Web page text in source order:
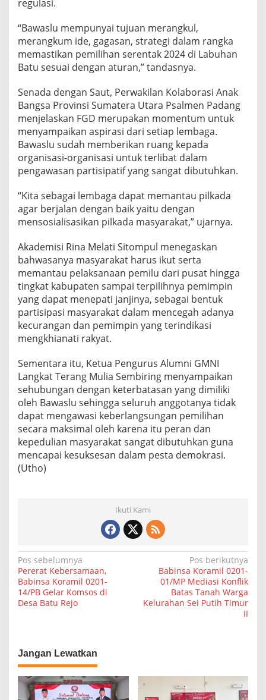
regulasi.
“Bawaslu mempunyai tujuan merangkul,
merangkum ide, gagasan, strategi dalam rangka
memastikan pemilihan serentak 2024 di Labuhan
Batu sesuai dengan aturan,” tandasnya.
Senada dengan Saut, Perwakilan Kolaborasi Anak
Bangsa Provinsi Sumatera Utara Psalmen Padang
menjelaskan FGD merupakan momentum untuk
menyampaikan aspirasi dari setiap lembaga.
Bawaslu sudah memberikan ruang kepada
organisasi-organisasi untuk terlibat dalam
pengawasan partisipatif yang sangat dibutuhkan.
“Kita sebagai lembaga dapat memantau pilkada
agar berjalan dengan baik yaitu dengan
mensosialisasikan pilkada masyarakat,” ujarnya.
Akademisi Rina Melati Sitompul menegaskan
bahwasanya masyarakat harus ikut serta
memantau pelaksanaan pemilu dari pusat hingga
tingkat kabupaten sampai terpilihnya pemimpin
yang dapat menepati janjinya, sebagai bentuk
partisipasi masyarakat dalam mencegah adanya
kecurangan dan pemimpin yang terindikasi
mengkhianati rakyat.
Sementara itu, Ketua Pengurus Alumni GMNI
Langkat Terang Mulia Sembiring menyampaikan
sehubungan dengan keterbatasan yang dimiliki
oleh Bawaslu sehingga seluruh anggotanya tidak
dapat mengawasi keberlangsungan pemilihan
secara maksimal oleh karena itu peran dan
kepedulian masyarakat sangat dibutuhkan guna
mencapai kesuksesan dalam pesta demokrasi.
(Utho)
Ikuti Kami
N
a
v
a
s
i
p
Pos sebelumnya
Pererat Kebersamaan,
Babinsa Koramil 0201-
14/PB Gelar Komsos di
Desa Batu Rejo
Pos berikutnya
Babinsa Koramil 0201-
01/MP Mediasi Konflik
Batas Tanah Warga
Kelurahan Sei Putih Timur
II
Jangan Lewatkan